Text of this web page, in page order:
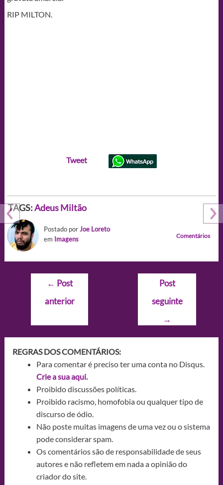
RIP MILTON.
Tweet
TAGS:Adeus Miltão
Postado porJoe Loreto
em Imagens Comentários
Navegação
Post
← Post
anterior
Post
seguinte
→
REGRAS DOS COMENTÁRIOS:
Para comentar é preciso ter uma conta no Disqus.
Crie a sua aqui.
Proibido discussões políticas.
Proibido racismo, homofobia ou qualquer tipo de
discurso de ódio.
Não poste muitas imagens de uma vez ou o sistema
pode considerar spam.
Os comentários são de responsabilidade de seus
autores e não refletem em nada a opinião do
criador do site.